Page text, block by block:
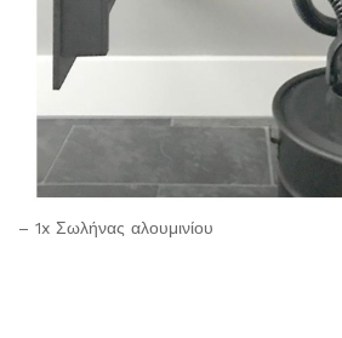
– 1x Σωλήνας αλουμινίου